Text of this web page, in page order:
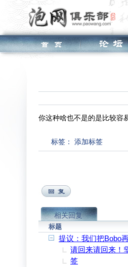
你这种啥也不是的是比较容
标签： 添加标签
相关回复
标题
提议：我们把Bobo
请回来请回来！
签